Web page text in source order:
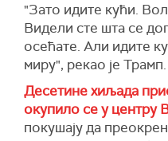
"Зато идите кући.
Видели сте шта се
осећате. Али идите
миру", рекао је Трамп.
Десетине хиљада
окупило се у центру
покушају да